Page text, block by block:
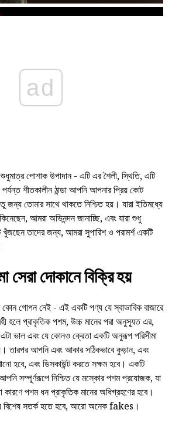
ad
পোশাক উপাদান - এটি এর শৈলী, স্থিতি, এটি
শীতকালীন ঠান্ডা আপনি আপনার প্রিয় কোট
তোমার সাথে থাকতে নিশ্চিত হয়। যারা ইতিমধ্যে
আমরা অভিনন্দন জানাচ্ছি, এবং যারা শুধু
তাদের জন্য, আমরা সুপারিশ ও পরামর্শ একটি
সেরা দোকানে বিক্রি হয়
গোপন নেই - এই একটি পণ্য যে স্বাভাবিক বাজারে
হলে প্রাকৃতিক পশম, উচ্চ মানের পরা অনুস্যূত এর,
ভাল এবং যে কোনও ক্রেতা একটি অনুরূপ পরিসীমা
তারপর আপনি এবং আকার সঠিকভাবে কুড়ান, এবং
হবে, এবং ডিসকাউন্ট করতে সক্ষম হবে। একটি
সম্পূর্ণরূপে নিশ্চিত যে মস্কোর পশম প্রযোজক, যা
কারণে পশম ধন প্রাকৃতিক মানের অধিগ্রহণের হবে।
বিশেষ সতর্ক হতে হবে, আরো অনেক fakes।